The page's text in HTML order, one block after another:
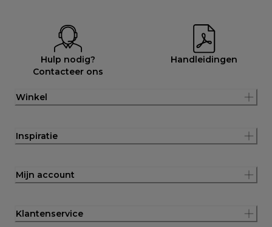
Hulp nodig?
Contacteer ons
Handleidingen
Winkel
Inspiratie
Mijn account
Klantenservice